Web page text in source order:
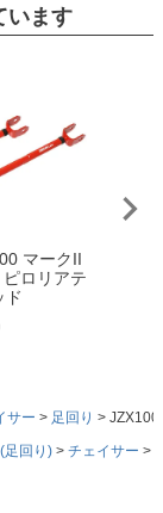
います
マークII
ロリアテ
ド
サー 足回り
JZX100
足回り) チェイサー